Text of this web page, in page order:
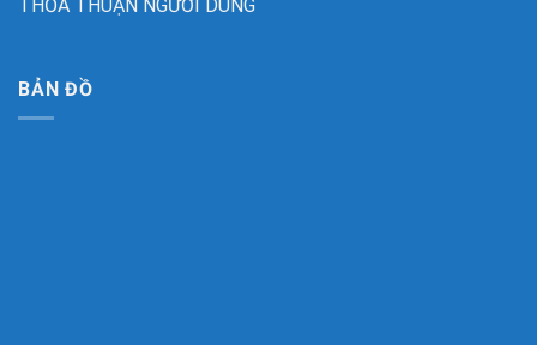
THỎA THUẬN NGƯỜI DÙNG
BẢN ĐỒ